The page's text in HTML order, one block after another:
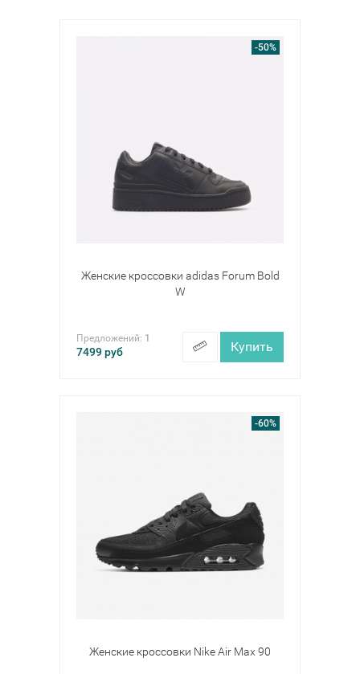
-50%
Женские кроссовки adidas Forum Bold
W
Предложений: 1
7499руб Купить
-60%
Женские кроссовки Nike Air Max 90